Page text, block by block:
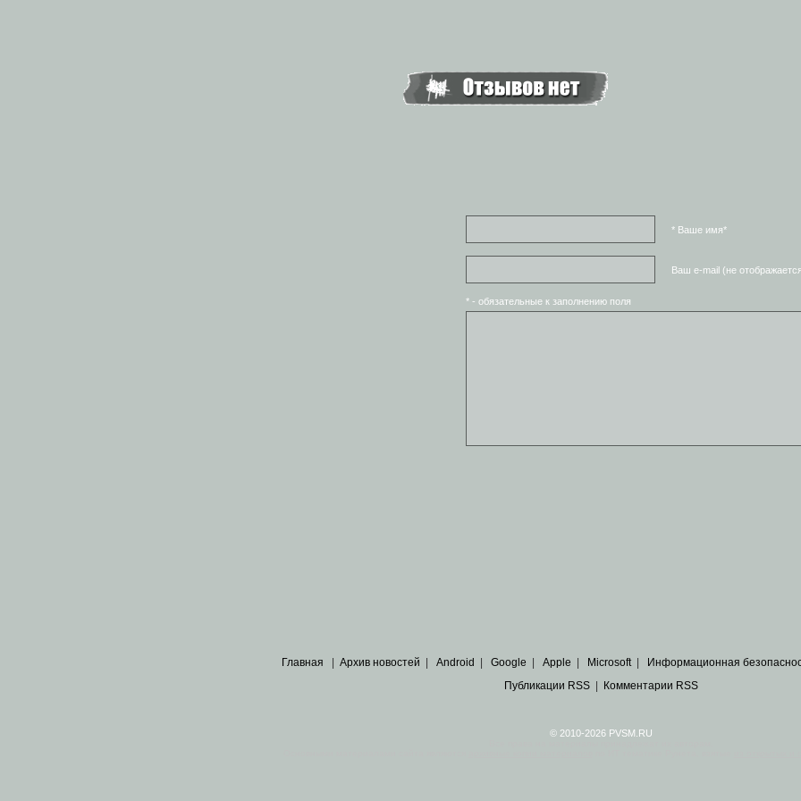
* Ваше имя*
Ваш e-mail (не
* - обязательные к заполнению поля
Главная | Архив новостей | Android | Google | Apple | Microsoft | Информационная
Публикации RSS| Комментарии RSS
© 2010-2026 PVSM.RU